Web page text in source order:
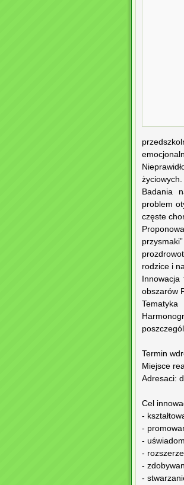
życiowych.
Badania
problem
częste
rodzice i
obszarów
Termin
Miejsce
Adresaci:
Cel
-
-
-
-
-
-